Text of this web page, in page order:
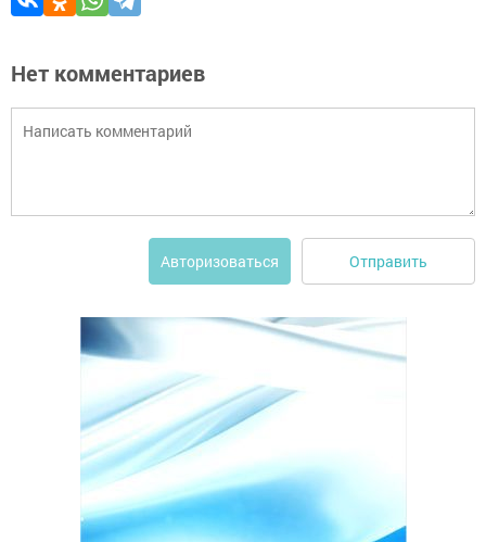
Нет комментариев
Авторизоваться Отправить